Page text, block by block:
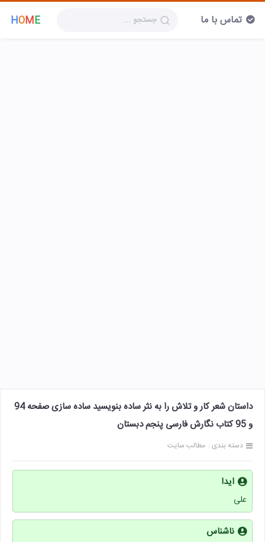
HOME تماس با ما
داستان شعر کار و تلاش را به نثر ساده بنویسید ساده‌ سازی صفحه 94
و 95 کتاب نگارش فارسی پنجم دبستان
دسته بندی : مطالب سایت
ایدا
علی
ناشناس